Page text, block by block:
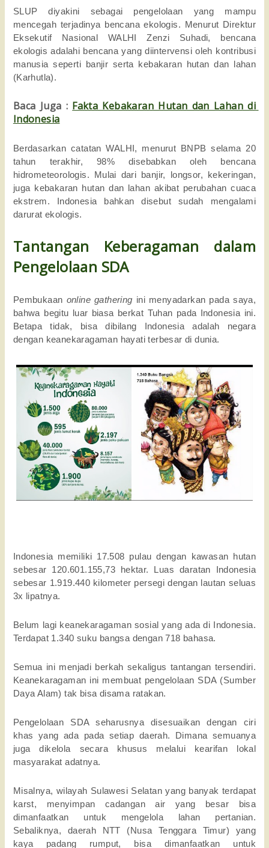
SLUP diyakini sebagai pengelolaan yang mampu
mencegah terjadinya bencana ekologis. Menurut Direktur
Eksekutif Nasional WALHI Zenzi Suhadi, bencana
ekologis adalahi bencana yang diintervensi oleh kontribusi
manusia seperti banjir serta kebakaran hutan dan lahan
(Karhutla).
Baca Juga : Fakta Kebakaran Hutan dan Lahan di
Indonesia
Berdasarkan catatan WALHI, menurut BNPB selama 20
tahun terakhir, 98% disebabkan oleh bencana
hidrometeorologis. Mulai dari banjir, longsor, kekeringan,
juga kebakaran hutan dan lahan akibat perubahan cuaca
ekstrem. Indonesia bahkan disebut sudah mengalami
darurat ekologis.
Tantangan Keberagaman dalam
Pengelolaan SDA
Pembukaan online gathering ini menyadarkan pada saya,
bahwa begitu luar biasa berkat Tuhan pada Indonesia ini.
Betapa tidak, bisa dibilang Indonesia adalah negara
dengan keanekaragaman hayati terbesar di dunia.
Indonesia memiliki 17.508 pulau dengan kawasan hutan
sebesar 120.601.155,73 hektar. Luas daratan Indonesia
sebesar 1.919.440 kilometer persegi dengan lautan seluas
3x lipatnya.
Belum lagi keanekaragaman sosial yang ada di Indonesia.
Terdapat 1.340 suku bangsa dengan 718 bahasa.
Semua ini menjadi berkah sekaligus tantangan tersendiri.
Keanekaragaman ini membuat pengelolaan SDA (Sumber
Daya Alam) tak bisa disama ratakan.
Pengelolaan SDA seharusnya disesuaikan dengan ciri
khas yang ada pada setiap daerah. Dimana semuanya
juga dikelola secara khusus melalui kearifan lokal
masyarakat adatnya.
Misalnya, wilayah Sulawesi Selatan yang banyak terdapat
karst, menyimpan cadangan air yang besar bisa
dimanfaatkan untuk mengelola lahan pertanian.
Sebaliknya, daerah NTT (Nusa Tenggara Timur) yang
kaya padang rumput, bisa dimanfaatkan untuk